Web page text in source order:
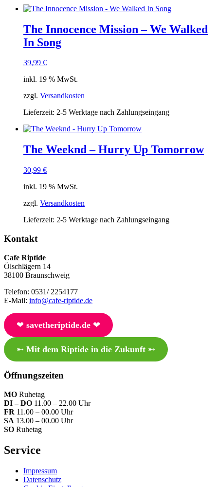
The Innocence Mission – We Walked
In Song
39,99 €
inkl. 19 % MwSt.
zzgl. Versandkosten
Lieferzeit: 2-5 Werktage nach Zahlungseingang
The Weeknd – Hurry Up Tomorrow
30,99 €
inkl. 19 % MwSt.
zzgl. Versandkosten
Lieferzeit: 2-5 Werktage nach Zahlungseingang
Kontakt
Cafe Riptide
Ölschlägern 14
38100 Braunschweig
Telefon: 0531/ 2254177
E-Mail: info@cafe-riptide.de
❤︎ savetheriptide.de❤︎
➸ Mit dem Riptide in die Zukunft➸
Öffnungszeiten
MO Ruhetag
DI – DO 11.00 – 22.00 Uhr
FR 11.00 – 00.00 Uhr
SA 13.00 – 00.00 Uhr
SO Ruhetag
Service
Impressum
Datenschutz